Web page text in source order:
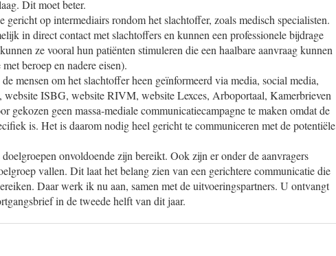
Dit moet beter.
gericht op intermediairs rondom het slachtoffer, zoals medisch specialisten.
in direct contact met slachtoffers en kunnen een professionele bijdrage
ze vooral hun patiënten stimuleren die een haalbare aanvraag kunnen
beroep en nadere eisen).
mensen om het slachtoffer heen geïnformeerd via media, social media,
ISBG, website RIVM, website Lexces, Arboportaal, Kamerbrieven
gekozen geen massa-mediale communicatiecampagne te maken omdat de
is. Het is daarom nodig heel gericht te communiceren met de potentiële
onvoldoende zijn bereikt. Ook zijn er onder de aanvragers
vallen. Dit laat het belang zien van een gerichtere communicatie die
Daar werk ik nu aan, samen met de uitvoeringspartners. U ontvangt
in de tweede helft van dit jaar.